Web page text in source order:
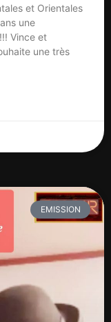
et Orientales
une
Vince et
une très
EMISSION